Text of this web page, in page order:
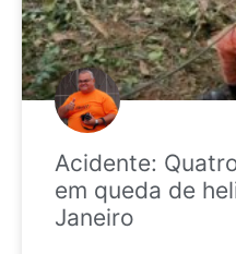
Acidente:
em queda de
Janeiro